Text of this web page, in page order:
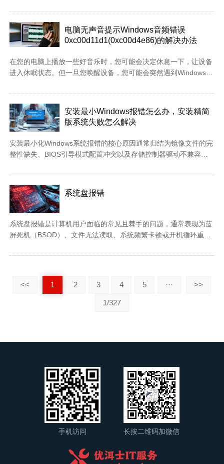
是哪个.sys驱动文件导致【状态：0xc0000428】的！ 如
amd_xata.sys（或amd_sata.sys）导致的【状态：0xc0000428】
问题，用第一个方法轻松搞定。 而bootsafe64.sys（或bootsafe开
头的），目前已知的只能用第二个方法——U盘启动进入PE删掉该
文件。 图：必须先确认导致【状态：0xc0000428】问题是由哪个
驱动文件导致！ 解决方案1、重启进入【禁用驱动程序签名强制模
电脑无声音提示Windows音频错误
0xc00d11d1(0xc00d4e86)的解决办法
在您的电脑上播放一些好音乐时，您可能会决定休息一下，让设备
进入休眠状态。但一旦您唤醒设备，您可能会突然遇到Windows音
着一条消息，内容为：“无法播放音频。请确保您的计算机的声卡
和显卡正在工作。”您通常在使用Windows Media Player、Xbox
Music应用、Groove音乐或电影与电视应用时会遇到此错误。 现
在，让我们来看看如何轻松解决这个问题。 测试您的外部音频设备
在大多数情况下，音频错误与软件有关。但在实施我们讨论过的任
何修复之前，最好先检查你的硬件。 为了开始，请确保您所有的外
安装最小Windows报错怎么办，安装精简
版系统失败怎么解决
安装最小化Windows系统报错的核心原因通常归结为镜像文件的完
整性缺失、BIOS引导模式配置冲突以及存储控制器驱动不兼容，
个维度进行系统性排查,而非盲目更换硬件或重复尝试格式化。 镜
像源与文件完整性分析 在安装最小化版本（如精简版、Tiny10或
Ghost镜像）时，报错最常出现在文件解压或展开阶段，这类报错
往往源于镜像制作过程中的非标准操作，最小化镜像为了缩减体
积，通常会删除Windows恢复环境（WinRE）、冗余语言包或驱动
程序，如果制作工具在集成更新或删除组件时未正确处理注册表依
希值时失败。 下载过程中的网络波动或存储介质（如U盘）的坏块
系统盘报错
系统盘报错是计算机用户面临的常见且棘手的问题，通常表现为蓝
屏死机（BSOD）、文件无法读取、系统频繁卡顿或开机循环重
坏、磁盘坏道或存储空间耗尽，通过Windows内置工具和专业检测
复，切勿盲目重装系统,以免掩盖硬件隐患。 深入解析系统盘报错
<< 1 2 3 4 5 ··· >>
1/327
手机访问 长按二维码加微信